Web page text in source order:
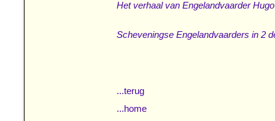
Het verhaal van Engelandvaarder
Scheveningse Engelandvaarders in 2
...terug
...home